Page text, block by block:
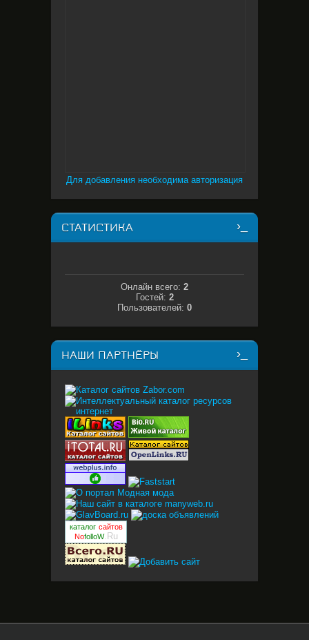
Для добавления необходима авторизация
СТАТИСТИКА
Онлайн всего: 2
Гостей: 2
Пользователей: 0
НАШИ ПАРТНЁРЫ
каталог сайтов
NofolloW.Ru